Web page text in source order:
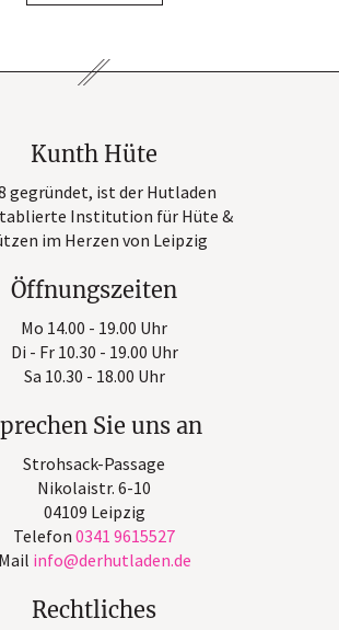
Kunth Hüte
gegründet, ist der Hutladen
Institution für Hüte &
im Herzen von Leipzig
Öffnungszeiten
Mo 14.00 - 19.00 Uhr
Di - Fr 10.30 - 19.00 Uhr
Sa 10.30 - 18.00 Uhr
Sie uns an
Strohsack-Passage
Nikolaistr. 6-10
04109 Leipzig
Telefon 0341 9615527
Mail info derhutladen de
Rechtliches